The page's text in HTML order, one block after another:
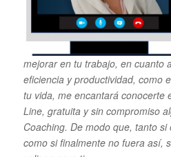
mejorar en tu trabajo, en cuanto
eficiencia y productividad, como
tu vida, me encantará conocerte
Line, gratuita y sin compromiso
Coaching. De modo que, tanto si
como si finalmente no fuera así,